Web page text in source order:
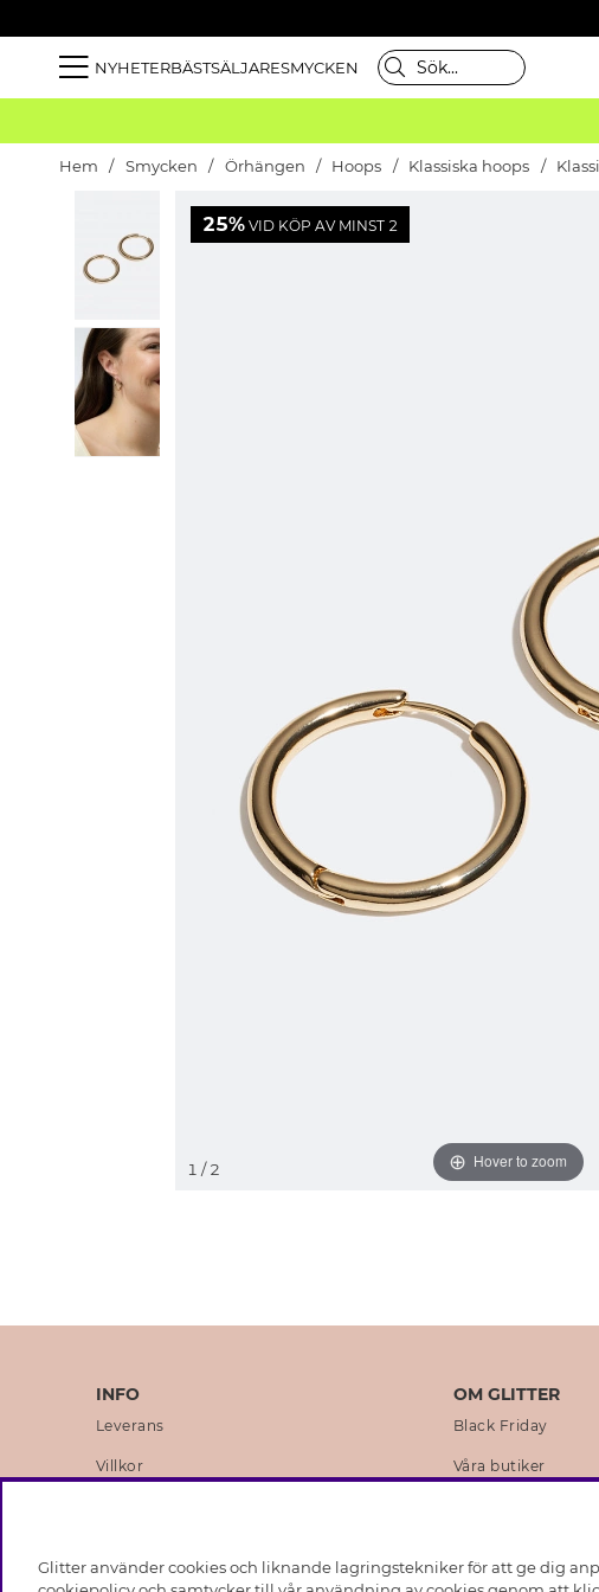
NYHETERBÄSTSÄLJARESMYCKEN
Hem Smycken Örhängen Hoops Klassiska hoops
25% VID KÖP AV MINST 2
Hover to zoom
1 / 2
INFO
Leverans
Villkor
Medlemsvillkor
OM GLITTER
Black Friday
Våra butiker
Hållbarhet
Glitter använder cookies och liknande lagringstekniker för att ge dig